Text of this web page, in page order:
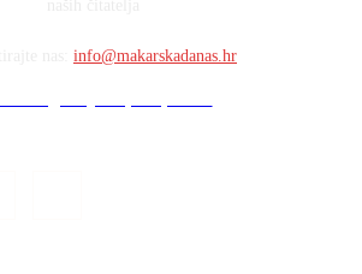
info@makarskadanas.hr